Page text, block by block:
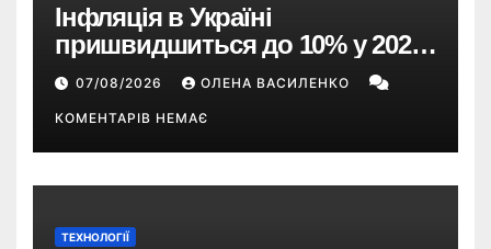
Інфляція в Україні
пришвидшиться до 10% у 2026
році — прогноз НБУ
07/08/2026 ОЛЕНА ВАСИЛЕНКО
КОМЕНТАРІВ НЕМАЄ
ТЕХНОЛОГІЇ